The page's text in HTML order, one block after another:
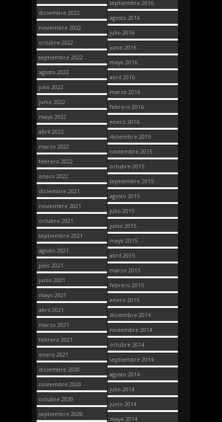
diciembre 2022
noviembre 2022
octubre 2022
septiembre 2022
agosto 2022
julio 2022
junio 2022
mayo 2022
abril 2022
marzo 2022
febrero 2022
enero 2022
diciembre 2021
noviembre 2021
octubre 2021
septiembre 2021
agosto 2021
julio 2021
junio 2021
mayo 2021
abril 2021
marzo 2021
febrero 2021
enero 2021
diciembre 2020
noviembre 2020
octubre 2020
septiembre 2020
septiembre 2016
agosto 2016
julio 2016
junio 2016
mayo 2016
abril 2016
marzo 2016
febrero 2016
enero 2016
diciembre 2015
noviembre 2015
octubre 2015
septiembre 2015
agosto 2015
julio 2015
junio 2015
mayo 2015
abril 2015
marzo 2015
febrero 2015
enero 2015
diciembre 2014
noviembre 2014
octubre 2014
septiembre 2014
agosto 2014
julio 2014
junio 2014
mayo 2014